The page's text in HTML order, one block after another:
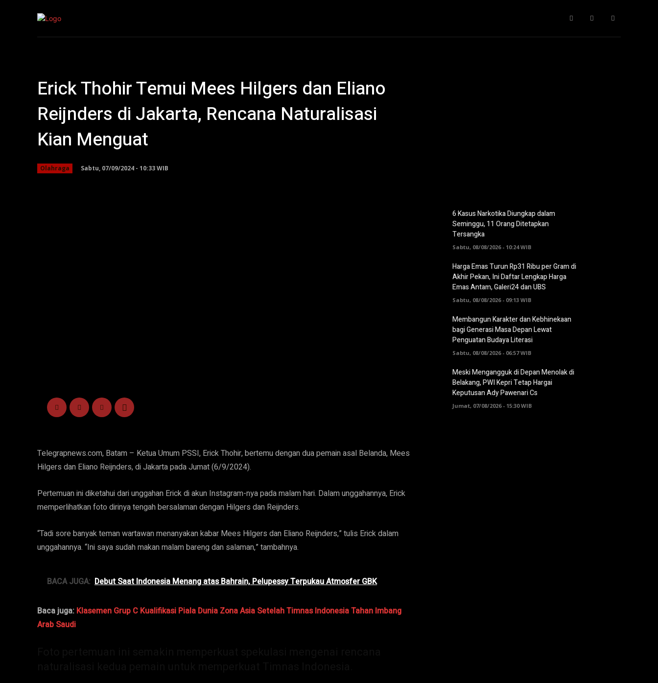
Pendidikan More
Erick Thohir Temui Mees Hilgers dan Eliano
Reijnders di Jakarta, Rencana Naturalisasi
Kian Menguat
Olahraga Sabtu, 07/09/2024 - 10:33 WIB
Telegrapnews.com, Batam – Ketua Umum PSSI, Erick Thohir, bertemu dengan dua pemain asal Belanda, Mees
Hilgers dan Eliano Reijnders, di Jakarta pada Jumat (6/9/2024).
Pertemuan ini diketahui dari unggahan Erick di akun Instagram-nya pada malam hari. Dalam unggahannya, Erick
memperlihatkan foto dirinya tengah bersalaman dengan Hilgers dan Reijnders.
“Tadi sore banyak teman wartawan menanyakan kabar Mees Hilgers dan Eliano Reijnders,” tulis Erick dalam
unggahannya. “Ini saya sudah makan malam bareng dan salaman,” tambahnya.
BACA JUGA: Debut Saat Indonesia Menang atas Bahrain, Pelupessy Terpukau Atmosfer GBK
Baca juga: Klasemen Grup C Kualifikasi Piala Dunia Zona Asia Setelah Timnas Indonesia Tahan Imbang
Arab Saudi
6 Kasus Narkotika Diungkap dalam
Seminggu, 11 Orang Ditetapkan
Tersangka
Sabtu, 08/08/2026 - 10:24 WIB
Harga Emas Turun Rp31 Ribu per Gram di
Akhir Pekan, Ini Daftar Lengkap Harga
Emas Antam, Galeri24 dan UBS
Sabtu, 08/08/2026 - 09:13 WIB
Membangun Karakter dan Kebhinekaan
bagi Generasi Masa Depan Lewat
Penguatan Budaya Literasi
Sabtu, 08/08/2026 - 06:57 WIB
Meski Mengangguk di Depan Menolak di
Belakang, PWI Kepri Tetap Hargai
Keputusan Ady Pawenari Cs
Jumat, 07/08/2026 - 15:30 WIB